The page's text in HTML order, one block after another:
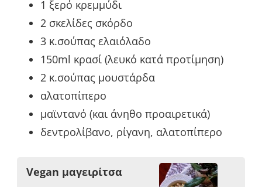
1 ξερό κρεμμύδι
2 σκελίδες σκόρδο
3 κ.σούπας ελαιόλαδο
150ml κρασί (λευκό κατά προτίμηση)
2 κ.σούπας μουστάρδα
αλατοπίπερο
μαϊντανό (και άνηθο προαιρετικά)
δεντρολίβανο, ρίγανη, αλατοπίπερο
Vegan μαγειρίτσα